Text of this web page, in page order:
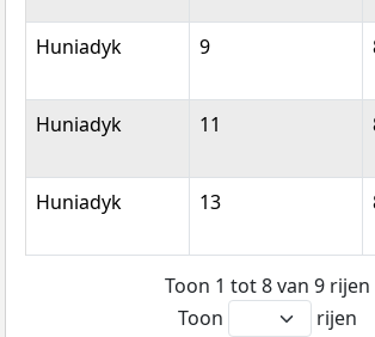
Huniadyk 9
Huniadyk 11
Huniadyk 13
Toon 1 tot 8 van 9 rijen
Toon
rijen